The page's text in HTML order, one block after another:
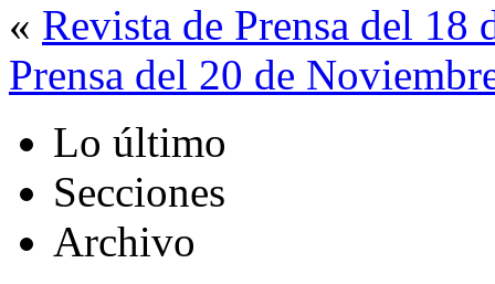
« Revista de Prensa del 18
Prensa del 20 de
Lo último
Secciones
Archivo